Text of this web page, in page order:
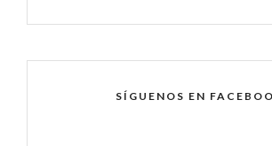
SÍGUENOS EN